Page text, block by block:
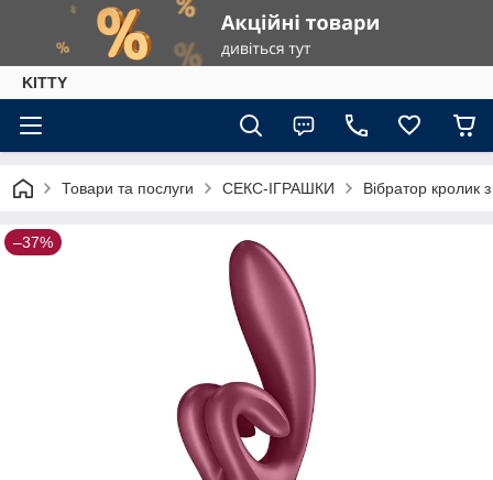
KITTY
Товари та послуги СЕКС-ІГРАШКИ Вібратор кролик
–37%